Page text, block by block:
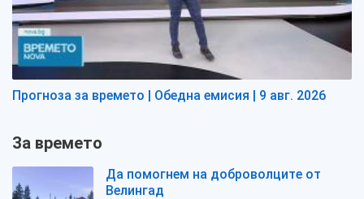
Прогноза за времето | Обедна емисия | 9 авг. 2026
За времето
Да помогнем на доброволците от
Велингад